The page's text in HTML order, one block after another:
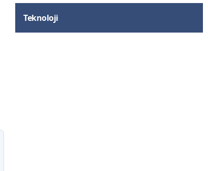
Teknoloji